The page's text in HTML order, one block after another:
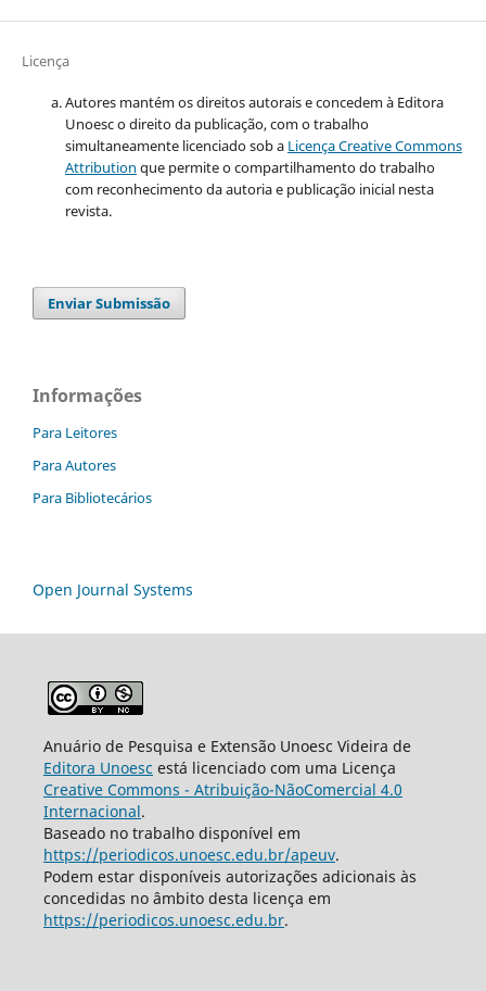
Licença
Autores mantém os direitos autorais e concedem à Editora
Unoesc o direito da publicação, com o trabalho
simultaneamente licenciado sob a Licença Creative Commons
Attribution que permite o compartilhamento do trabalho
com reconhecimento da autoria e publicação inicial nesta
revista.
Enviar Submissão
Informações
Para Leitores
Para Autores
Para Bibliotecários
Open Journal Systems
Anuário de Pesquisa e Extensão Unoesc Videira de
Editora Unoesc está licenciado com uma Licença
Creative Commons - Atribuição-NãoComercial 4.0
Internacional.
Baseado no trabalho disponível em
https://periodicos.unoesc.edu.br/apeuv.
Podem estar disponíveis autorizações adicionais às
concedidas no âmbito desta licença em
https://periodicos.unoesc.edu.br.